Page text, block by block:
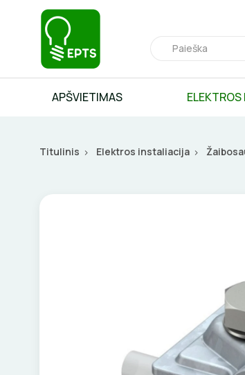
APŠVIETIMAS
Titulinis Elektros instaliacija